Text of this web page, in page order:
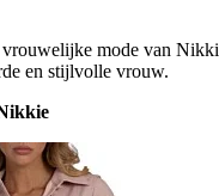
mode van
en stijlvolle vrouw.